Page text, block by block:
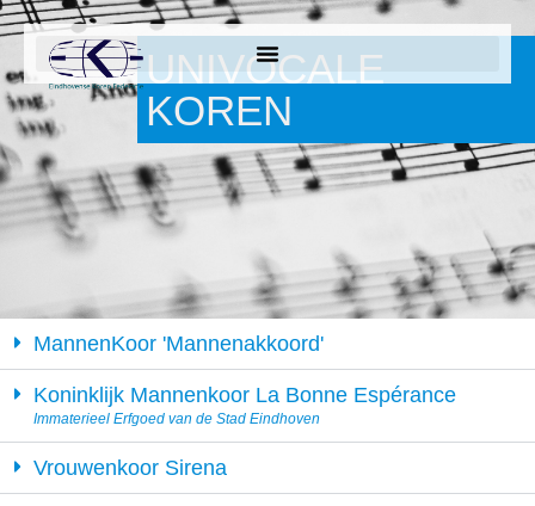
UNIVOCALE
KOREN
MannenKoor 'Mannenakkoord'
Koninklijk Mannenkoor La Bonne Espérance
Immaterieel Erfgoed van de Stad Eindhoven
Vrouwenkoor Sirena